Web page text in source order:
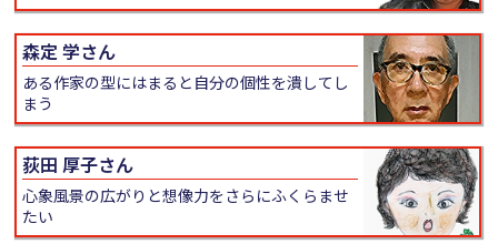
森定 学さん
ある作家の型にはまると自分の個性を潰してし
まう
荻田 厚子さん
心象風景の広がりと想像力をさらにふくらませ
たい